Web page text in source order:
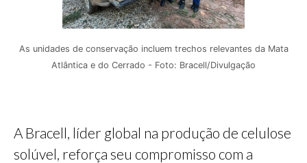
As unidades de conservação incluem trechos relevantes da Mata
Atlântica e do Cerrado - Foto: Bracell/Divulgação
A Bracell, líder global na produção de celulose
solúvel, reforça seu compromisso com a